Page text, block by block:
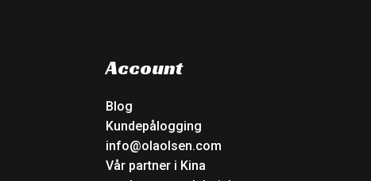
Account
Blog
Kundepålogging
info@olaolsen.com
Vår partner i Kina